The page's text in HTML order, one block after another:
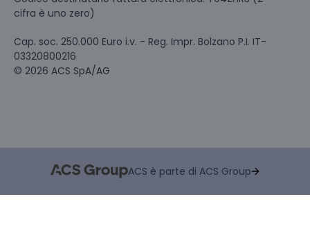
cifra è uno zero)
Cap. soc. 250.000 Euro i.v. - Reg. Impr. Bolzano P.I. IT-
03320800216
© 2026 ACS SpA/AG
ACS è parte di ACS Group